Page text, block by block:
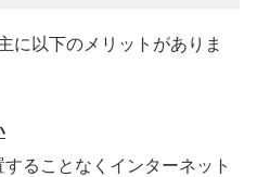
に以下のメリットがありま
ることなくインターネット